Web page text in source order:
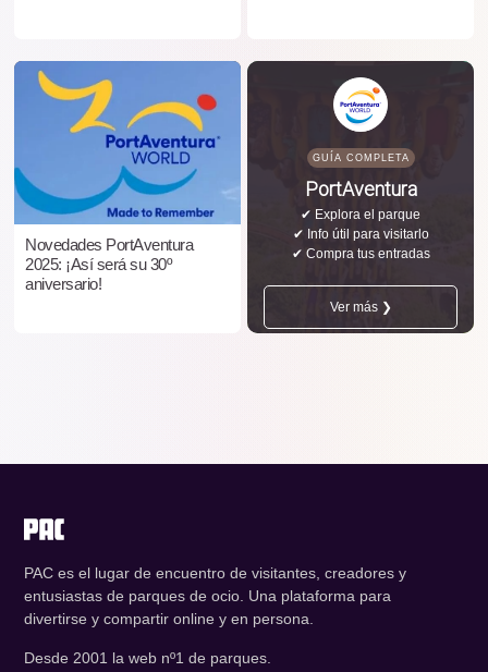
Novedades PortAventura
2025: ¡Así será su 30º
aniversario!
GUÍA COMPLETA
PortAventura
✔ Explora el parque
✔ Info útil para visitarlo
✔ Compra tus entradas
Ver más ❯
PAC es el lugar de encuentro de visitantes, creadores y
entusiastas de parques de ocio. Una plataforma para
divertirse y compartir online y en persona.
Desde 2001 la web nº1 de parques.